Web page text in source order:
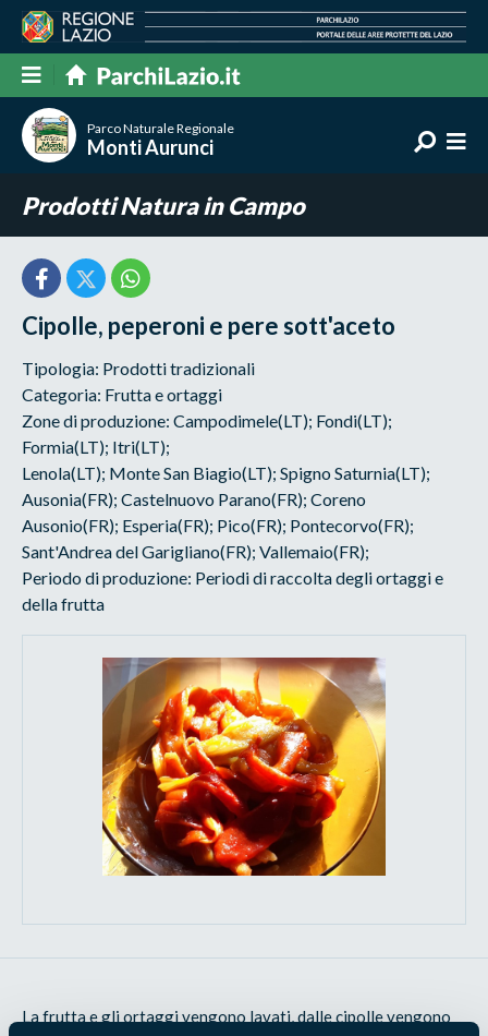
Parco Naturale Regionale
Monti Aurunci
Prodotti Natura in Campo
Cipolle, peperoni e pere sott'aceto
Tipologia: Prodotti tradizionali
Categoria: Frutta e ortaggi
Zone di produzione: Campodimele(LT); Fondi(LT);
Formia(LT); Itri(LT);
Lenola(LT); Monte San Biagio(LT); Spigno Saturnia(LT);
Ausonia(FR); Castelnuovo Parano(FR); Coreno
Ausonio(FR); Esperia(FR); Pico(FR); Pontecorvo(FR);
Sant'Andrea del Garigliano(FR); Vallemaio(FR);
Periodo di produzione: Periodi di raccolta degli ortaggi e
della frutta
La frutta e gli ortaggi vengono lavati, dalle cipolle vengono